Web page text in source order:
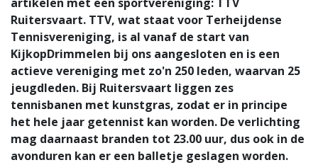
Ruitersvaart. TTV, wat staat voor Terheijdense
Tennisvereniging, is al vanaf de start van
KijkopDrimmelen bij ons aangesloten en is een
actieve vereniging met zo'n 250 leden, waarvan 25
jeugdleden. Bij Ruitersvaart liggen zes
tennisbanen met kunstgras, zodat er in principe
het hele jaar getennist kan worden. De verlichting
mag daarnaast branden tot 23.00 uur, dus ook in de
avonduren kan er een balletje geslagen worden.